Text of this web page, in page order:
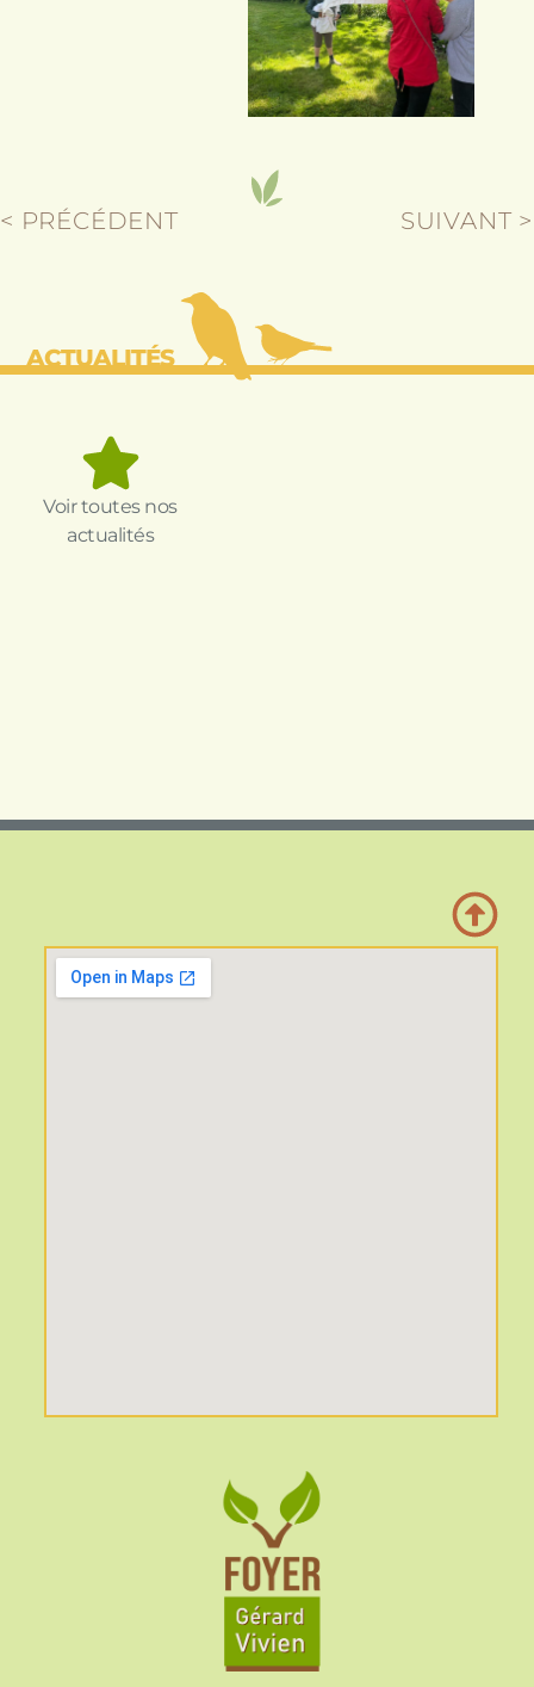
< PRÉCÉDENT SUIVANT >
ACTUALITÉS
Voir toutes nos
actualités